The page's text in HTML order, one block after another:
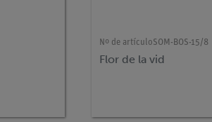
Nº de artículoSOM-BOS-15/8
Flor de la vid